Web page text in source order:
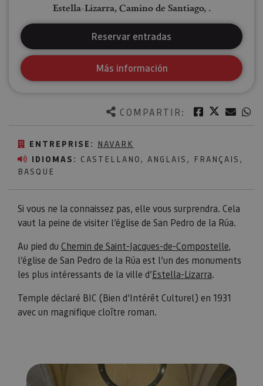
COMPARTIR: Facebook
Twitter
ENTREPRISE: NAVARK
IDIOMAS: CASTELLANO, ANGLAIS, FRANÇAIS,
BASQUE
Si vous ne la connaissez pas, elle vous surprendra. Cela
vaut la peine de visiter l’église de San Pedro de la Rúa.
Au pied du Chemin de Saint-Jacques-de-Compostelle,
l’église de San Pedro de la Rúa est l’un des monuments
les plus intéressants de la ville d’Estella-Lizarra.
Temple déclaré BIC (Bien d’Intérêt Culturel) en 1931
avec un magnifique cloître roman.
Estella-Lizarra, Camino de Santiago, .
Reservar entradas
Más información